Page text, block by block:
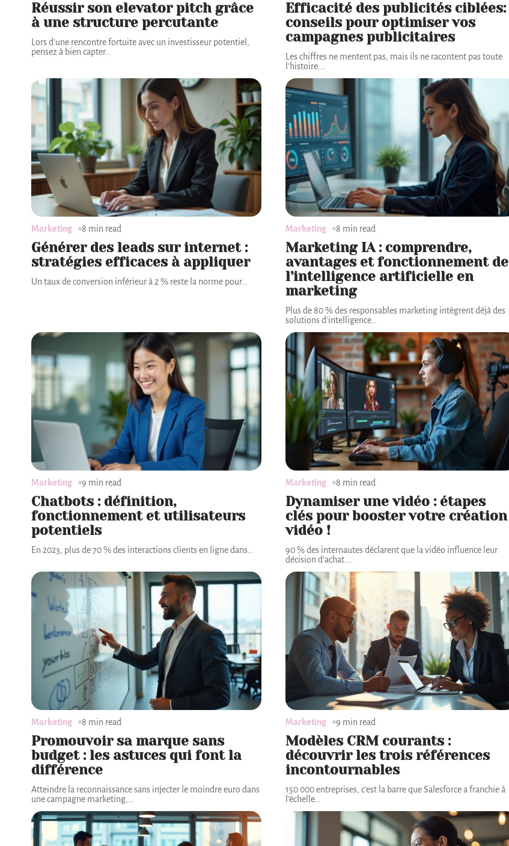
Réussir son elevator pitch grâce
à une structure percutante
Lors d'une rencontre fortuite avec un investisseur potentiel,
pensez à bien capter
Efficacité des publicités ciblées:
conseils pour optimiser vos
campagnes publicitaires
Les chiffres ne mentent pas, mais ils ne racontent pas toute
l'histoire.
Générer des leads sur internet :
stratégies efficaces à appliquer
Un taux de conversion inférieur à 2 % reste la norme pour
Marketing 8 min read
Marketing IA : comprendre,
avantages et fonctionnement de
l’intelligence artificielle en
marketing
Plus de 80 % des responsables marketing intègrent déjà des
solutions d'intelligence
Marketing 8 min read
Chatbots : définition,
fonctionnement et utilisateurs
potentiels
En 2023, plus de 70 % des interactions clients en ligne dans
Marketing 9 min read
Dynamiser une vidéo : étapes
clés pour booster votre création
vidéo !
90 % des internautes déclarent que la vidéo influence leur
décision d'achat.
Marketing 8 min read
Promouvoir sa marque sans
budget : les astuces qui font la
différence
Atteindre la reconnaissance sans injecter le moindre euro dans
une campagne marketing,
Marketing 8 min read
Modèles CRM courants :
découvrir les trois références
incontournables
150 000 entreprises, c'est la barre que Salesforce a franchie à
l'échelle
Marketing 9 min read